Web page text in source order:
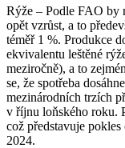
Rýže – Podle FAO by
opět vzrůst, a to
téměř 1 %. Produkce
ekvivalentu leštěné
meziročně), a to
se, že spotřeba
mezinárodních trzích
v říjnu loňského roku.
což představuje
2024.